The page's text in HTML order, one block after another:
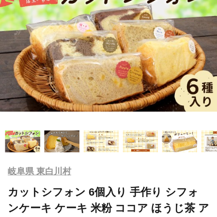
岐阜県 東白川村
カットシフォン 6個入り 手作り シフォ
ンケーキ ケーキ 米粉 ココア ほうじ茶 ア